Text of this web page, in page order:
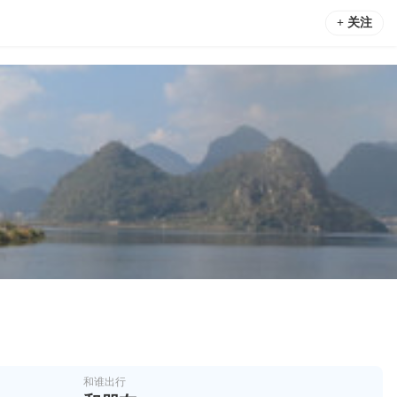
+ 关注
和谁出行